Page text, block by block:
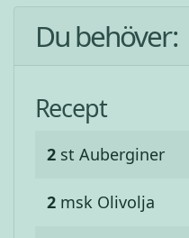
Du behöver:
Recept
2 st Auberginer
2 msk Olivolja